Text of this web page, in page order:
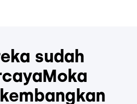
sudah